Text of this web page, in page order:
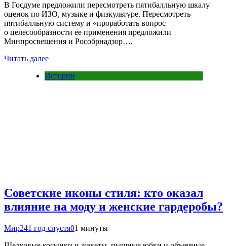
В Госдуме предложили пересмотреть пятибалльную шкалу
оценок по ИЗО, музыке и физкультуре. Пересмотреть
пятибалльную систему и «проработать вопрос
о целесообразности ее применения предложили
Минпросвещения и Рособрнадзор….
Читать далее
Истории
Советские иконы стиля: кто оказал
влияние на моду и женские гардеробы?
Мир241 год спустя01 минуты